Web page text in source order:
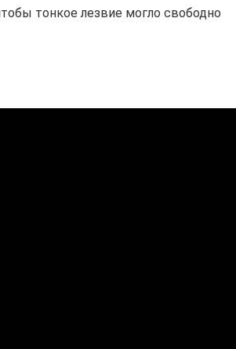
тонкое лезвие могло свободно